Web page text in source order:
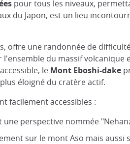
pour tous les niveaux,
du Japon, est un lieu
offre une randonnée de
du massif
le Mont Eboshi-dake
éloigné du cratère actif.
facilement accessibles :
perspective nommée
sur le mont Aso mais